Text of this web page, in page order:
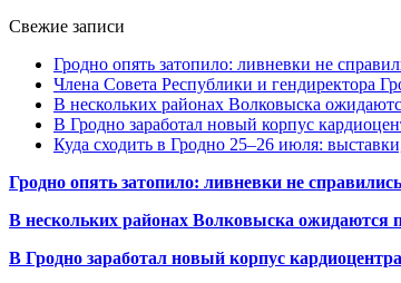
Свежие записи
Гродно опять затопило: ливневки не
Члена Совета Республики и гендиректора
В нескольких районах Волковыска
В Гродно заработал новый корпус
Куда сходить в Гродно 25–26 июля:
Гродно опять затопило: ливневки не
В нескольких районах Волковыска ожидаются
В Гродно заработал новый корпус